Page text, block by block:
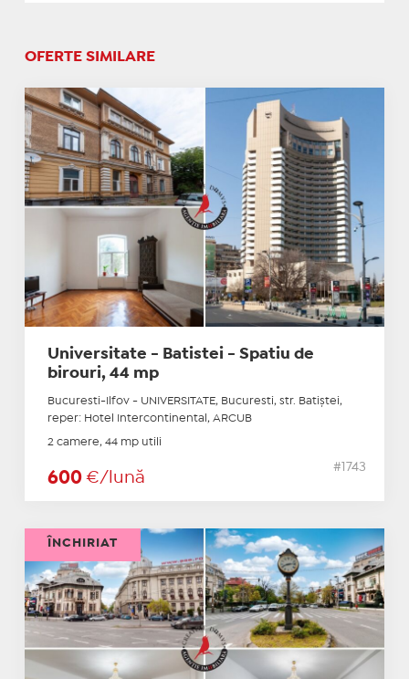
OFERTE SIMILARE
Universitate - Batistei - Spatiu de
birouri, 44 mp
Bucuresti-Ilfov - UNIVERSITATE, Bucuresti, str. Batiştei,
reper: Hotel Intercontinental, ARCUB
2 camere, 44 mp utili
600 €/lună
#1743
ÎNCHIRIAT